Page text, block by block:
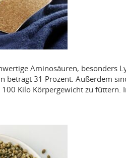
Aminosäuren, besonders
beträgt 31 Prozent. Außerdem
Kilo Körpergewicht zu füttern.